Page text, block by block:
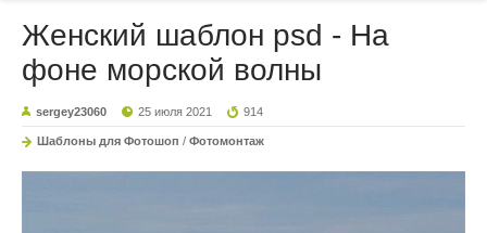
Женский шаблон psd - На
фоне морской волны
sergey23060 25 июля 2021 914
Шаблоны для Фотошоп / Фотомонтаж